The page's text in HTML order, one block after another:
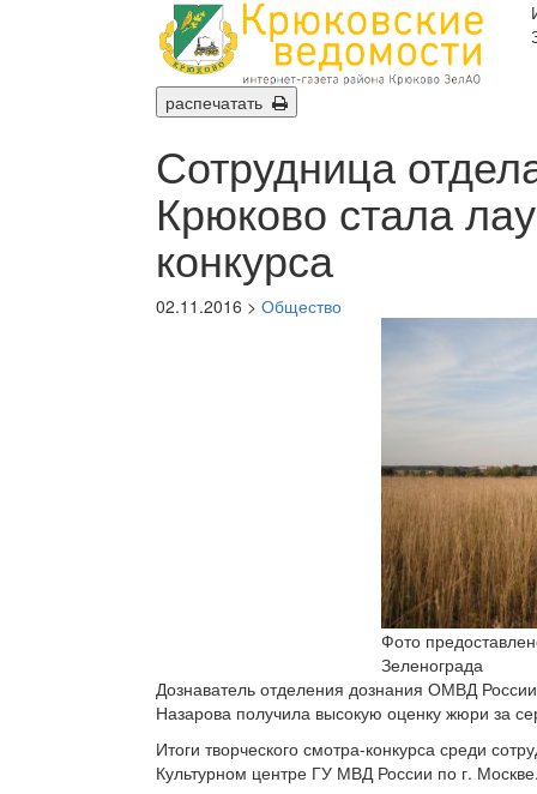
распечатать
Сотрудница
Крюково стала
конкурса
02.11.2016 > Общество
Фото
Зеленограда
Дознаватель отделения дознания ОМВД
Назарова получила высокую оценку жюри за
Итоги творческого смотра-конкурса среди
Культурном центре ГУ МВД России по г.